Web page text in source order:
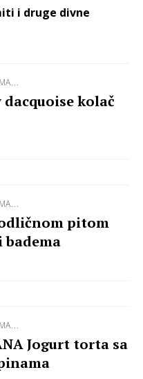
i druge divne
kolač
pitom
badema
Jogurt torta sa